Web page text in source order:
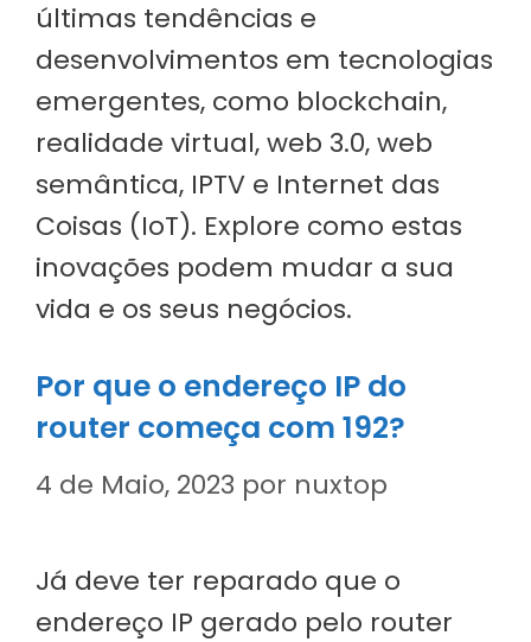
últimas tendências e
desenvolvimentos em tecnologias
emergentes, como blockchain,
realidade virtual, web 3.0, web
semântica, IPTV e Internet das
Coisas (IoT). Explore como estas
inovações podem mudar a sua
vida e os seus negócios.
Por que o endereço IP do
router começa com 192?
4 de Maio, 2023 por nuxtop
Já deve ter reparado que o
endereço IP gerado pelo router